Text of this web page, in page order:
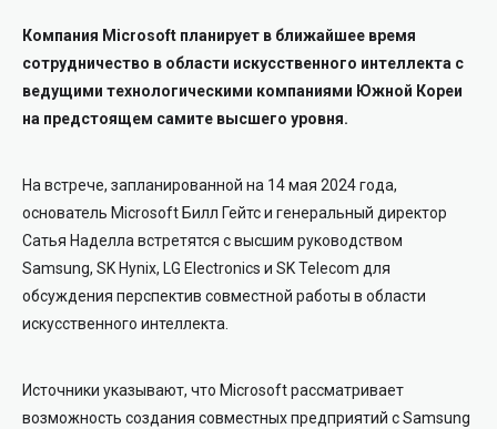
Компания Microsoft планирует в ближайшее время
сотрудничество в области искусственного интеллекта с
ведущими технологическими компаниями Южной Кореи
на предстоящем самите высшего уровня.
На встрече, запланированной на 14 мая 2024 года,
основатель Microsoft Билл Гейтс и генеральный директор
Сатья Наделла встретятся с высшим руководством
Samsung, SK Hynix, LG Electronics и SK Telecom для
обсуждения перспектив совместной работы в области
искусственного интеллекта.
Источники указывают, что Microsoft рассматривает
возможность создания совместных предприятий с Samsung